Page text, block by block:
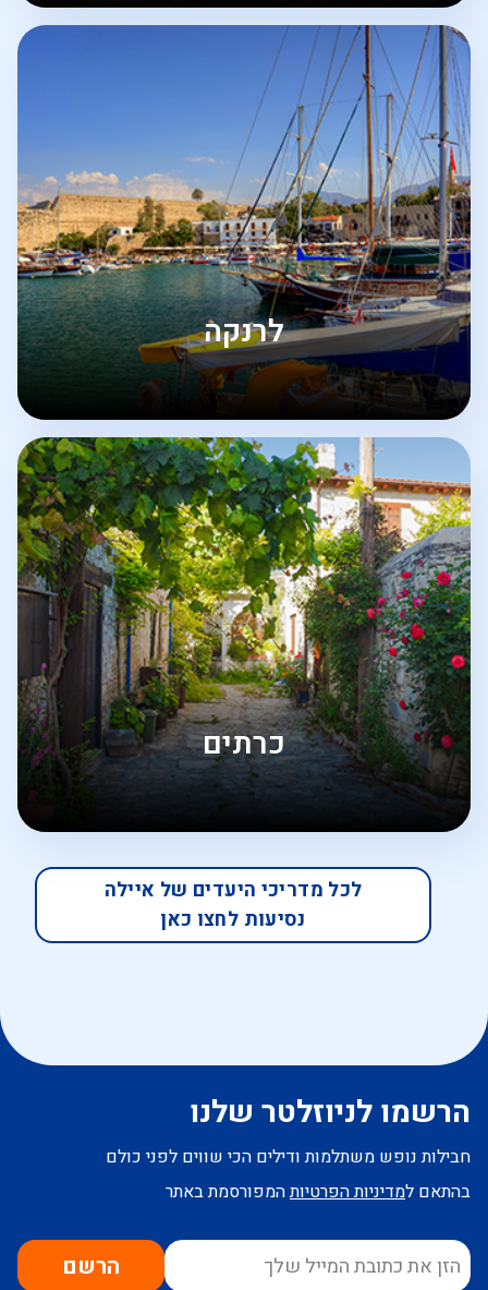
לרנקה
כרתים
לכל מדריכי היעדים של איילה
נסיעות לחצו כאן
הרשמו לניוזלטר שלנו
חבילות נופש משתלמות ודילים הכי שווים לפני כולם
בהתאם למדיניות הפרטיותהמפורסמת באתר
הרשם